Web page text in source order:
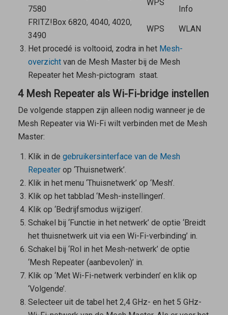
7580
WPS
Info
FRITZ!Box 6820, 4040, 4020,
3490
WPS WLAN
Het procedé is voltooid, zodra in het Mesh-
overzichtvan de Mesh Masterbij de Mesh
Repeaterhet Mesh-pictogram staat.
4 Mesh Repeater als Wi-Fi-bridge instellen
De volgende stappen zijn alleen nodig wanneer je de
Mesh Repeatervia Wi-Fi wilt verbinden met de Mesh
Master:
Klik in de gebruikersinterface van de Mesh
Repeaterop ‘Thuisnetwerk’.
Klik in het menu ‘Thuisnetwerk’ op ‘Mesh’.
Klik op het tabblad ‘Mesh-instellingen’.
Klik op ‘Bedrijfsmodus wijzigen’.
Schakel bij ‘Functie in het netwerk’ de optie ‘Breidt
het thuisnetwerk uit via een Wi-Fi-verbinding’ in.
Schakel bij ‘Rol in het Mesh-netwerk’ de optie
‘Mesh Repeater (aanbevolen)’ in.
Klik op ‘Met Wi-Fi-netwerk verbinden’ en klik op
‘Volgende’.
Selecteer uit de tabel het 2,4 GHz- en het 5 GHz-